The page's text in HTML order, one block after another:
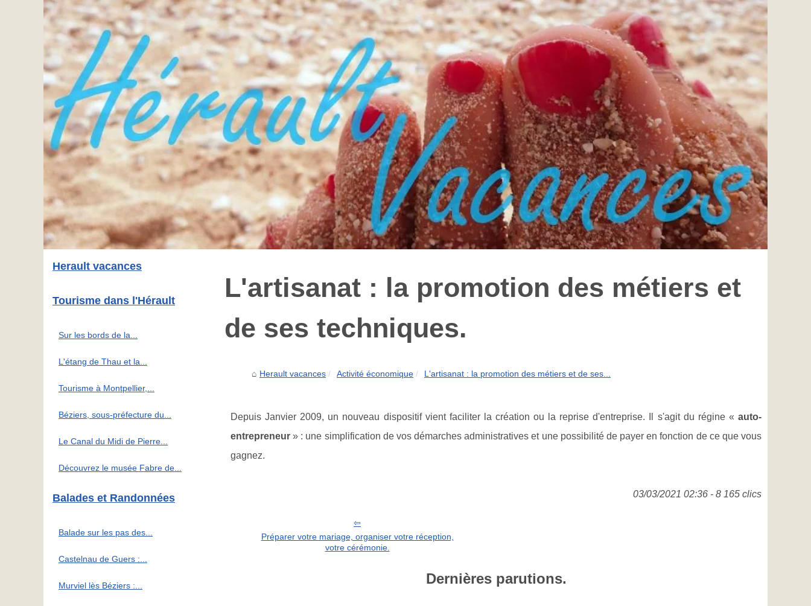
L'artisanat : la promotion des métiers et
de ses techniques.
Herault vacances Activité économique L'artisanat : la promotion des métiers et de ses...
Depuis Janvier 2009, un nouveau dispositif vient faciliter la création ou la reprise d'entreprise. Il s'agit du régine « auto-
entrepreneur » : une simplification de vos démarches administratives et une possibilité de payer en fonction de ce que vous
gagnez.
03/03/2021 02:36 - 8 165 clics
Préparer votre mariage, organiser votre réception,
votre cérémonie.
Dernières parutions.
Herault vacances
Tourisme dans l'Hérault
Sur les bords de la...
L'étang de Thau et la...
Tourisme à Montpellier,...
Béziers, sous-préfecture du...
Le Canal du Midi de Pierre...
Découvrez le musée Fabre de...
Balades et Randonnées
Balade sur les pas des...
Castelnau de Guers :...
Murviel lès Béziers :...